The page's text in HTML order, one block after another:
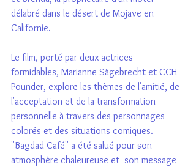
délabré dans le désert de Mojave en
Californie.
Le film, porté par deux actrices
formidables, Marianne Sägebrecht et CCH
Pounder, explore les thèmes de l'amitié, de
l'acceptation et de la transformation
personnelle à travers des personnages
colorés et des situations comiques.
"Bagdad Café" a été salué pour son
atmosphère chaleureuse et  son message